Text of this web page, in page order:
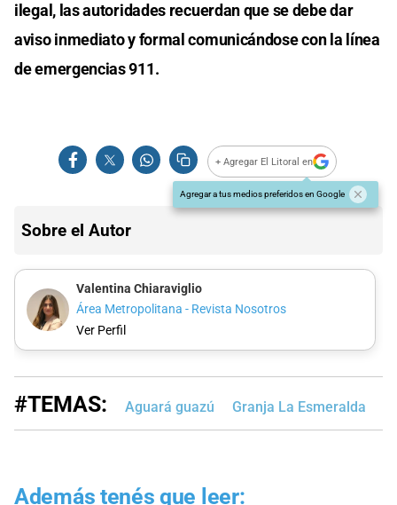
ilegal, las autoridades recuerdan que se debe dar
aviso inmediato y formal comunicándose con la línea
de emergencias 911.
+ Agregar El Litoral en
Agregar a tus medios preferidos en Google
Sobre el Autor
Valentina Chiaraviglio
Área Metropolitana - Revista Nosotros
Ver Perfil
#TEMAS: Aguará guazú Granja La Esmeralda
Además tenés que leer: